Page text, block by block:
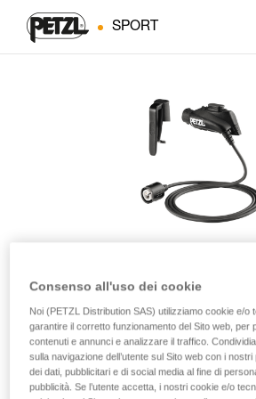
SPORT
Kit cintura NAO
Cavo estensibile e clip da cintura per
NAO
Consenso all'uso dei cookie
Noi (PETZL Distribution SAS) utilizziamo cookie e/o
garantire il corretto funzionamento del Sito web, per
contenuti e annunci e analizzare il traffico.
sulla navigazione dell’utente sul Sito web con i
dei dati, pubblicitari e di social media al fine di
pubblicità. Se l’utente accetta, i nostri cookie e/o